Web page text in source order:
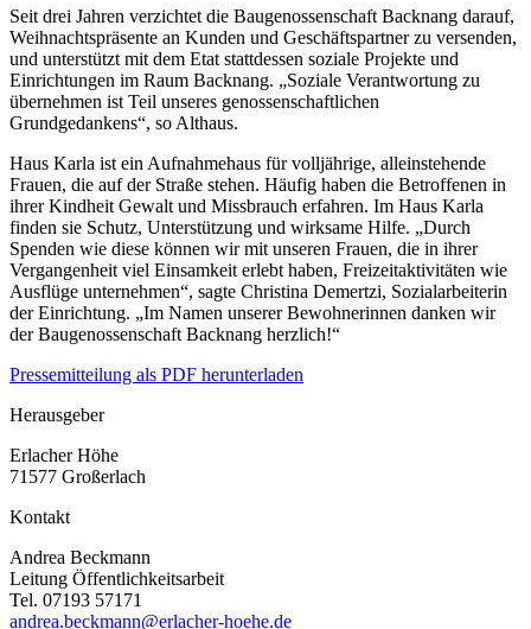
Seit drei Jahren verzichtet die Baugenossenschaft Backnang darauf,
Weihnachtspräsente an Kunden und Geschäftspartner zu versenden,
und unterstützt mit dem Etat stattdessen soziale Projekte und
Einrichtungen im Raum Backnang. „Soziale Verantwortung zu
übernehmen ist Teil unseres genossenschaftlichen
Grundgedankens“, so Althaus.
Haus Karla ist ein Aufnahmehaus für volljährige, alleinstehende
Frauen, die auf der Straße stehen. Häufig haben die Betroffenen in
ihrer Kindheit Gewalt und Missbrauch erfahren. Im Haus Karla
finden sie Schutz, Unterstützung und wirksame Hilfe. „Durch
Spenden wie diese können wir mit unseren Frauen, die in ihrer
Vergangenheit viel Einsamkeit erlebt haben, Freizeitaktivitäten wie
Ausflüge unternehmen“, sagte Christina Demertzi, Sozialarbeiterin
der Einrichtung. „Im Namen unserer Bewohnerinnen danken wir
der Baugenossenschaft Backnang herzlich!“
Pressemitteilung als PDF herunterladen
Herausgeber
Erlacher Höhe
71577 Großerlach
Kontakt
Andrea Beckmann
Leitung Öffentlichkeitsarbeit
Tel. 07193 57171
andrea.beckmann@erlacher-hoehe.de